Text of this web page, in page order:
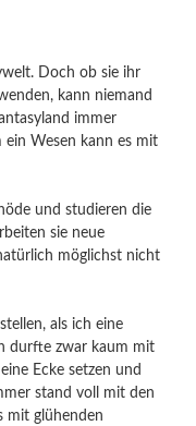
Doch ob sie ihr
kann niemand
immer
ein Wesen kann es mit
und studieren die
sie neue
möglichst nicht
als ich eine
durfte zwar kaum mit
Ecke setzen und
stand voll mit den
mit glühenden